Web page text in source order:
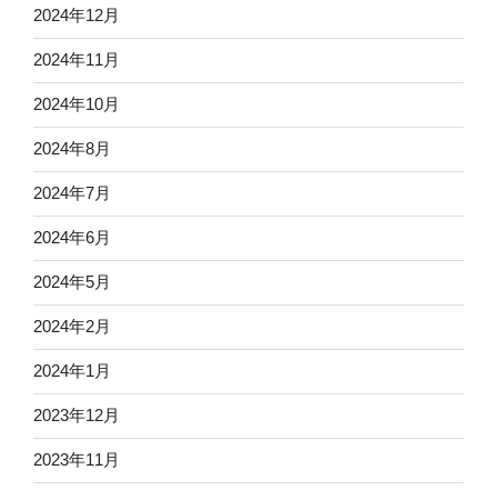
2024年12月
2024年11月
2024年10月
2024年8月
2024年7月
2024年6月
2024年5月
2024年2月
2024年1月
2023年12月
2023年11月